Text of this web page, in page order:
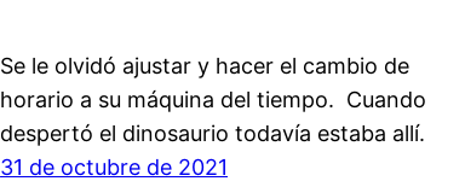
Se le olvidó ajustar y hacer el cambio de
horario a su máquina del tiempo. Cuando
despertó el dinosaurio todavía estaba allí.
31 de octubre de 2021